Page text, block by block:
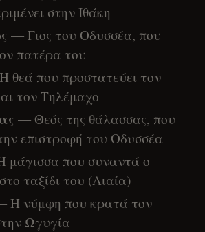
στην Ιθάκη
— Γιος του Οδυσσέα, που
πατέρα του
θεά που προστατεύει τον
τον Τηλέμαχο
— Θεός της θάλασσας, που
επιστροφή του Οδυσσέα
που συναντά ο
ταξίδι του (Αιαία)
Η νύμφη που κρατά τον
Ωγυγία